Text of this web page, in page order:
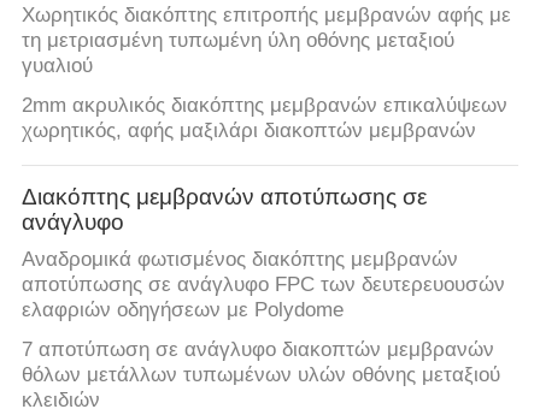
ΖΗΤΉΣΤΕ
ΈΝΑ
ΑΠΌΣΠΑΣΜΑ
SITEMAP
PRIVACY
POLICY
Χωρητικός διακόπτης επιτροπής μεμβρανών αφής με
τη μετριασμένη τυπωμένη ύλη οθόνης μεταξιού
γυαλιού
2mm ακρυλικός διακόπτης μεμβρανών επικαλύψεων
χωρητικός, αφής μαξιλάρι διακοπτών μεμβρανών
Διακόπτης μεμβρανών αποτύπωσης σε
ανάγλυφο
Αναδρομικά φωτισμένος διακόπτης μεμβρανών
αποτύπωσης σε ανάγλυφο FPC των δευτερευουσών
ελαφριών οδηγήσεων με Polydome
7 αποτύπωση σε ανάγλυφο διακοπτών μεμβρανών
θόλων μετάλλων τυπωμένων υλών οθόνης μεταξιού
κλειδιών